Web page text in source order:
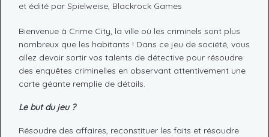
et édité par Spielweise, Blackrock Games
Bienvenue à Crime City, la ville où les criminels sont plus
nombreux que les habitants ! Dans ce jeu de société, vous
allez devoir sortir vos talents de détective pour résoudre
des enquêtes criminelles en observant attentivement une
carte géante remplie de détails.
Le but du jeu ?
Résoudre des affaires, reconstituer les faits et résoudre